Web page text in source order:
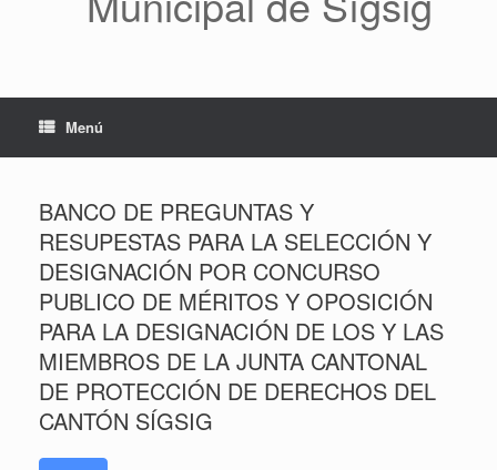
Menú
BANCO DE PREGUNTAS Y
RESUPESTAS PARA LA SELECCIÓN Y
DESIGNACIÓN POR CONCURSO
PUBLICO DE MÉRITOS Y OPOSICIÓN
PARA LA DESIGNACIÓN DE LOS Y LAS
MIEMBROS DE LA JUNTA CANTONAL
DE PROTECCIÓN DE DERECHOS DEL
CANTÓN SÍGSIG